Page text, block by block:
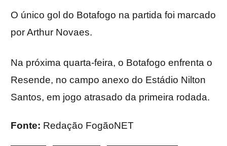
O único gol do Botafogo na partida foi marcado
por Arthur Novaes.
Na próxima quarta-feira, o Botafogo enfrenta o
Resende, no campo anexo do Estádio Nilton
Santos, em jogo atrasado da primeira rodada.
Fonte: Redação FogãoNET